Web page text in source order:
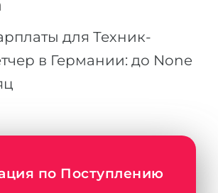
штудиенколлег
курсы
(NIS)
для Техник-
в Германии: до None
по Поступлению